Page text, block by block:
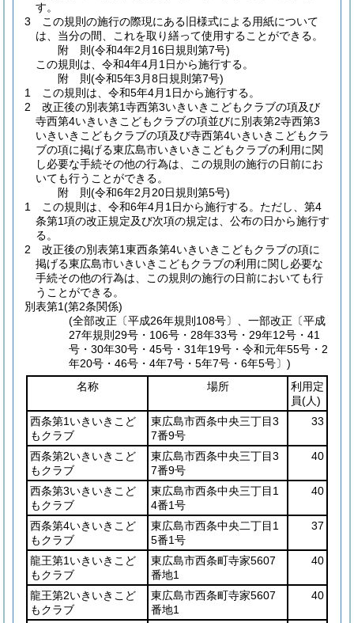
す。
3
この規則の施行の際現にある旧様式による用紙について
は、当分の間、これを取り繕って使用することができる。
附 則(令和4年2月16日規則第7号)
この規則は、令和4年4月1日から施行する。
附 則(令和5年3月8日規則第7号)
1
この規則は、令和5年4月1日から施行する。
2
改正後の別表第1寺西第3いきいきこどもクラブの項及び
寺西第4いきいきこどもクラブの項並びに別表第2寺西第3
いきいきこどもクラブの項及び寺西第4いきいきこどもクラ
ブの項に掲げる東広島市いきいきこどもクラブの利用に関
し必要な手続その他の行為は、この規則の施行の日前にお
いても行うことができる。
附 則(令和6年2月20日規則第5号)
1
この規則は、令和6年4月1日から施行する。 ただし、第4
条第1項の改正規定及び次項の規定は、公布の日から施行す
る。
2
改正後の別表第1東西条第4いきいきこどもクラブの項に
掲げる東広島市いきいきこどもクラブの利用に関し必要な
手続その他の行為は、この規則の施行の日前においても行
うことができる。
別表第1(第2条関係)
(全部改正〔平成26年規則108号〕、一部改正〔平成
27年規則29号・106号・28年33号・29年12号・41
号・30年30号・45号・31年19号・令和元年55号・2
年20号・46号・4年7号・5年7号・6年5号〕)
名称
場所
利用定
員(人)
西条第1いきいきこど
もクラブ
東広島市西条中央三丁目3
7番9号
33
西条第2いきいきこど
もクラブ
東広島市西条中央三丁目3
7番9号
40
西条第3いきいきこど
もクラブ
東広島市西条中央三丁目1
4番1号
40
西条第4いきいきこど
もクラブ
東広島市西条中央二丁目1
5番1号
37
龍王第1いきいきこど
もクラブ
東広島市西条町寺家5607
番地1
40
龍王第2いきいきこど
もクラブ
東広島市西条町寺家5607
番地1
40